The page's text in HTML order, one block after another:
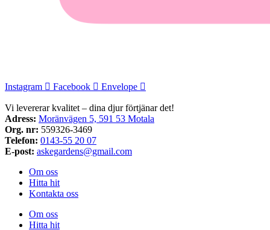
Instagram Facebook Envelope
Vi levererar kvalitet – dina djur förtjänar det!
Adress: Moränvägen 5, 591 53 Motala
Org. nr: 559326-3469
Telefon: 0143-55 20 07
E-post: askegardens@gmail.com
Om oss
Hitta hit
Kontakta oss
Om oss
Hitta hit